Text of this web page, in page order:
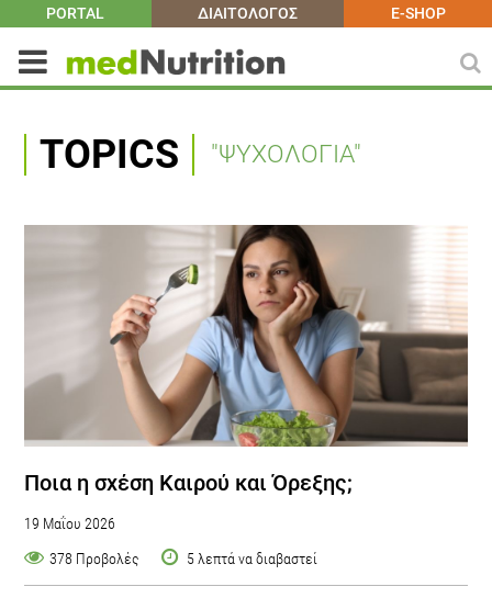
PORTAL ΔΙΑΙΤΟΛΟΓΟΣ E-SHOP
TOPICS "ΨΥΧΟΛΟΓΙΑ"
Ποια η σχέση Καιρού και Όρεξης;
19 Μαΐου 2026
378 Προβολές
5 λεπτά να διαβαστεί